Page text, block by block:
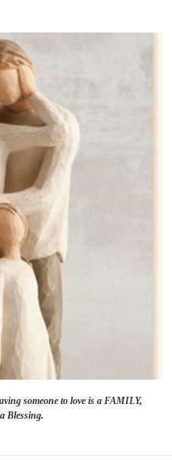
someone to love is a FAMILY,
Blessing.